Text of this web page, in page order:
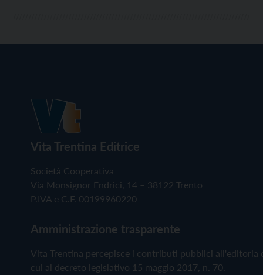
Vita Trentina Editrice
Società Cooperativa
Via Monsignor Endrici, 14 – 38122 Trento
P.IVA e C.F. 00199960220
Amministrazione trasparente
Vita Trentina percepisce i contributi pubblici all'editoria
cui al decreto legislativo 15 maggio 2017, n. 70.